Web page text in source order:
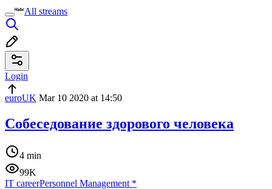
All streams
Login
euroUK Mar 10 2020 at 14:50
Собеседование здорового человека
4 min
99K
IT careerPersonnel Management *